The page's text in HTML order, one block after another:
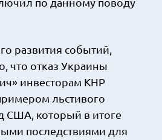
развития событий,
что отказ Украины
инвесторам КНР
льстивого
США, который в итоге
последствиями для